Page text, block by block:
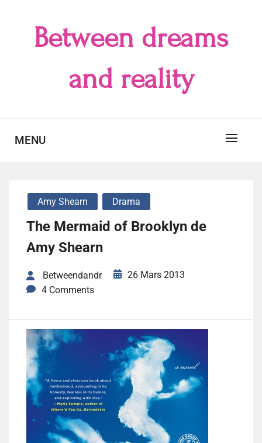
Between dreams
and reality
MENU
Amy Shearn Drama
The Mermaid of Brooklyn de
Amy Shearn
Betweendandr
26 Mars 2013
4 Comments